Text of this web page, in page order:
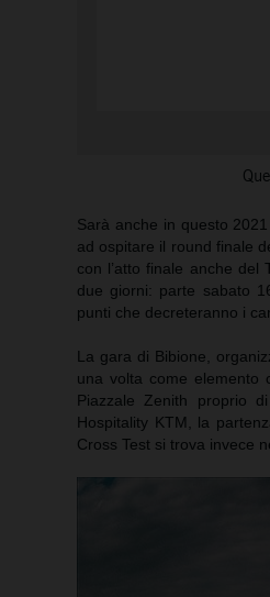
Sarà anche in questo
ad ospitare il round finale
con l’atto finale anche del
due giorni: parte sabato
punti che decreteranno i
La gara di Bibione,
una volta come elemento
Piazzale Zenith proprio
Hospitality KTM, la
Cross Test si trova invece